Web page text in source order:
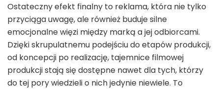
Ostateczny efekt finalny to reklama, która nie tylko
przyciąga uwagę, ale również buduje silne
emocjonalne więzi między marką a jej odbiorcami.
Dzięki skrupulatnemu podejściu do etapów produkcji,
od koncepcji po realizację, tajemnice filmowej
produkcji stają się dostępne nawet dla tych, którzy
do tej pory wiedzieli o nich jedynie niewiele. To